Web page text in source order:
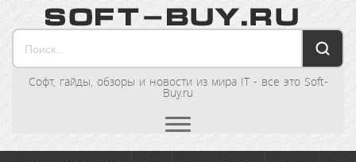
Софт, гайды, обзоры и новости из мира IT - все это Soft-
Buy.ru